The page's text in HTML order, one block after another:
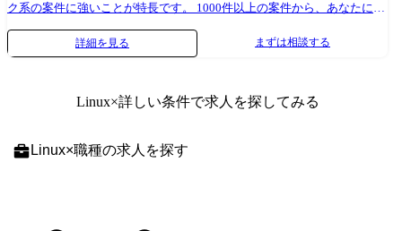
ク系の案件に強いことが特長です。 1000件以上の案件から、あなたにも
っともマッチする案件をアサインします。 ●プロジェクト例 ・「AWSサ
ービス(GWLB、GWLBE) 」の設計・構築 環境:AWS ・ファイルサーバ
境:Cisco、AWS、Azure ・警備会社向けの社内事務システムインフラ更改
した開発環境を提供する為の基盤の改善) 環境:Azure ・自動車関連のセ
詳細を見る まずは相談する
Linux×詳しい条件で求人を探してみる
Linux×職種の求人を探す